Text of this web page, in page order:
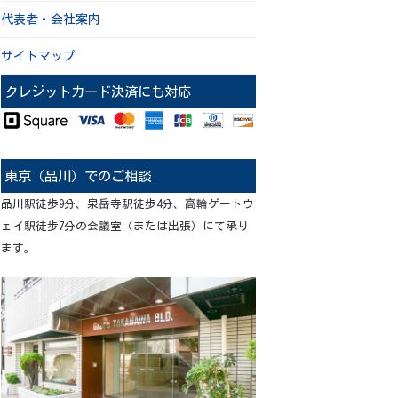
代表者・会社案内
サイトマップ
クレジットカード決済にも対応
東京（品川）でのご相談
品川駅徒歩9分、泉岳寺駅徒歩4分、高輪ゲートウ
ェイ駅徒歩7分の会議室（または出張）にて承り
ます。